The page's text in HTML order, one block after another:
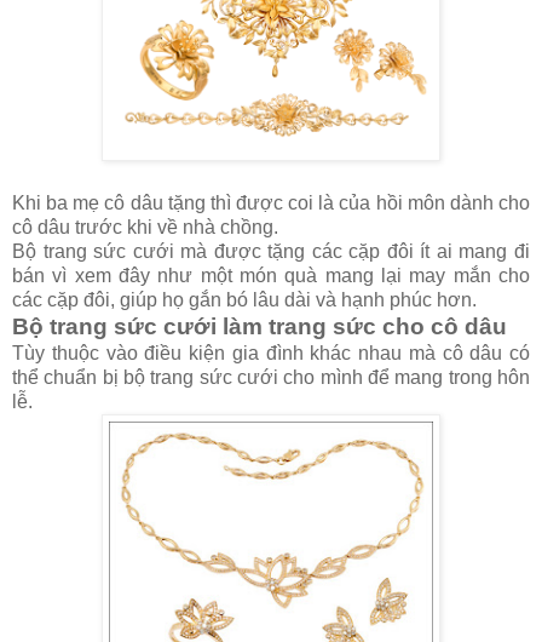
Khi ba mẹ cô dâu tặng thì được coi là của hồi môn dành cho
cô dâu trước khi về nhà chồng.
Bộ trang sức cưới mà được tặng các cặp đôi ít ai mang đi
bán vì xem đây như một món quà mang lại may mắn cho
các cặp đôi, giúp họ gắn bó lâu dài và hạnh phúc hơn.
Bộ trang sức cưới làm trang sức cho cô dâu
Tùy thuộc vào điều kiện gia đình khác nhau mà cô dâu có
thể chuẩn bị bộ trang sức cưới cho mình để mang trong hôn
lễ.